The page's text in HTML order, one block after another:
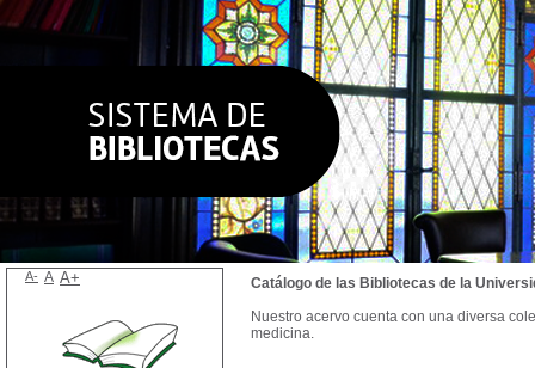
Catálogo de las Bibliotecas de la
Nuestro acervo cuenta con una diversa
medicina.
A- A A+